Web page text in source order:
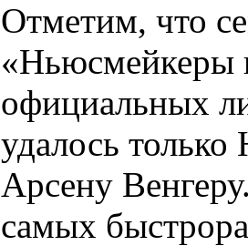
Отметим, что
«Ньюсмейкеры
официальных
удалось
Арсену
самых